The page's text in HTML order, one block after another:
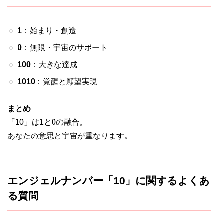
1：始まり・創造
0：無限・宇宙のサポート
100：大きな達成
1010：覚醒と願望実現
まとめ
「10」は1と0の融合。
あなたの意思と宇宙が重なります。
エンジェルナンバー「10」に関するよくあ
る質問